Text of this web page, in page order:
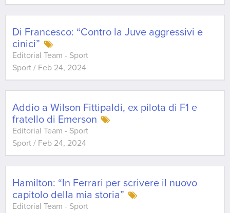
Di Francesco: “Contro la Juve aggressivi e
cinici”
Editorial Team - Sport
Sport / Feb 24, 2024
Addio a Wilson Fittipaldi, ex pilota di F1 e
fratello di Emerson
Editorial Team - Sport
Sport / Feb 24, 2024
Hamilton: “In Ferrari per scrivere il nuovo
capitolo della mia storia”
Editorial Team - Sport